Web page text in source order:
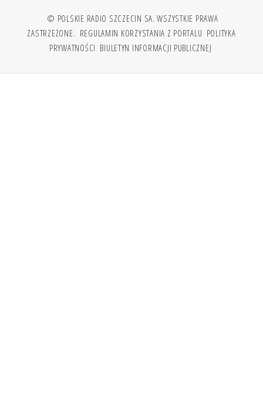
© POLSKIE RADIO SZCZECIN SA. WSZYSTKIE PRAWA
ZASTRZEŻONE. REGULAMIN KORZYSTANIA Z PORTALU POLITYKA
PRYWATNOŚCI BIULETYN INFORMACJI PUBLICZNEJ